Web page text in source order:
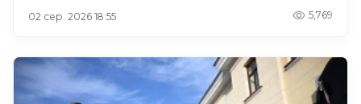
02 сер. 2026 18:55 5,769